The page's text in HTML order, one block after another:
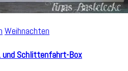
Weihnachten
und Schlittenfahrt-Box